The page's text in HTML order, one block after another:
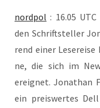
nord­pol : 16.05
den Schrift­stel­ler
rend einer
ne, die sich im
ereig­net. Jona­than
ein preis­wer­tes